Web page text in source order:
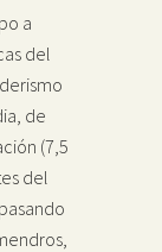
a
del
de
(7,5
del